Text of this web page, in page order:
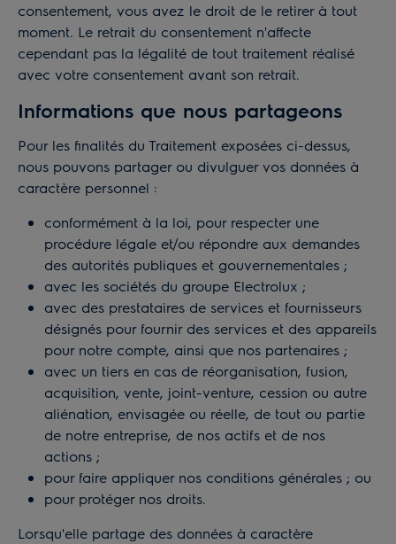
consentement, vous avez le droit de le retirer à tout
moment. Le retrait du consentement n'affecte
cependant pas la légalité de tout traitement réalisé
avec votre consentement avant son retrait.
Informations que nous partageons
Pour les finalités du Traitement exposées ci-dessus,
nous pouvons partager ou divulguer vos données à
caractère personnel :
conformément à la loi, pour respecter une
procédure légale et/ou répondre aux demandes
des autorités publiques et gouvernementales ;
avec les sociétés du groupe Electrolux ;
avec des prestataires de services et fournisseurs
désignés pour fournir des services et des appareils
pour notre compte, ainsi que nos partenaires ;
avec un tiers en cas de réorganisation, fusion,
acquisition, vente, joint-venture, cession ou autre
aliénation, envisagée ou réelle, de tout ou partie
de notre entreprise, de nos actifs et de nos
actions ;
pour faire appliquer nos conditions générales ; ou
pour protéger nos droits.
Lorsqu'elle partage des données à caractère